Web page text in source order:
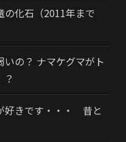
の化石（2011年まで
いの？ ナマケグマがト
好きです・・・ 昔と